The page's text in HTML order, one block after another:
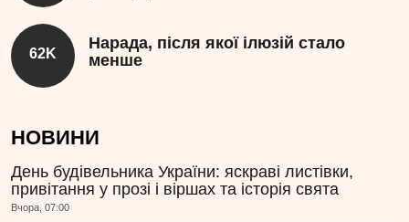
62K
Нарада, після якої ілюзій стало
менше
НОВИНИ
День будівельника України: яскраві листівки,
привітання у прозі і віршах та історія свята
Вчора, 07:00